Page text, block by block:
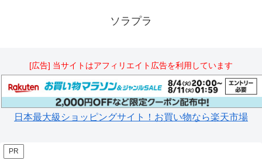
ソラプラ
[広告] 当サイトはアフィリエイト広告を利用しています
日本最大級ショッピングサイト！お買い物なら楽天市場
PR